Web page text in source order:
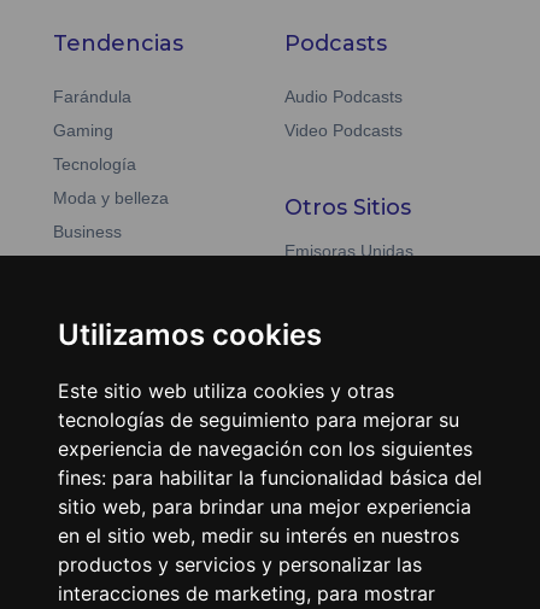
Utilizamos cookies
Este sitio web utiliza cookies y otras
tecnologías de seguimiento para mejorar su
experiencia de navegación con los siguientes
fines: para habilitar la funcionalidad básica del
sitio web, para brindar una mejor experiencia
en el sitio web, medir su interés en nuestros
productos y servicios y personalizar las
interacciones de marketing, para mostrar
Tendencias
Farándula
Gaming
Tecnología
Moda y belleza
Business
Podcasts
Audio Podcasts
Video Podcasts
Otros Sitios
Emisoras Unidas
Encuéntranos
Contacto
Términos y condiciones
Directorio